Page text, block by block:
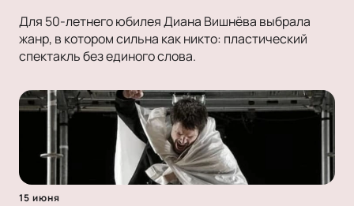
Для 50-летнего юбилея Диана Вишнёва выбрала
жанр, в котором сильна как никто: пластический
спектакль без единого слова.
15 июня